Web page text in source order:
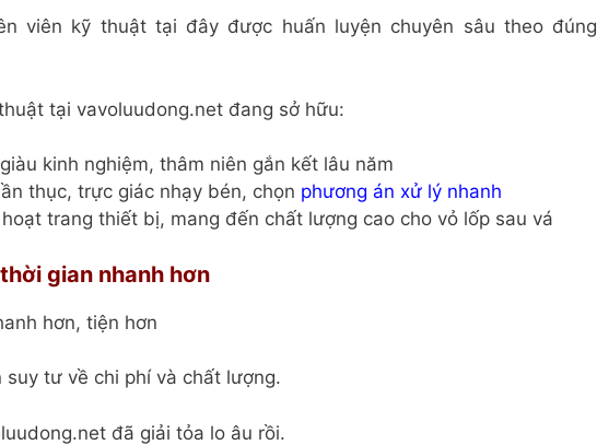
viên kỹ thuật tại đây được huấn luyện chuyên sâu theo đúng
tại vavoluudong.net đang sở hữu:
kinh nghiệm, thâm niên gắn kết lâu năm
thục, trực giác nhạy bén, chọn phương án xử lý nhanh
trang thiết bị, mang đến chất lượng cao cho vỏ lốp sau vá
gian nhanh hơn
hơn, tiện hơn
suy tư về chi phí và chất lượng.
đã giải tỏa lo âu rồi.